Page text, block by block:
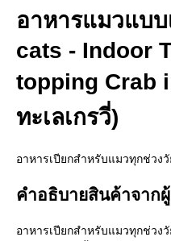
อาหารแมวแบ
cats - Indoor
topping Crab
ทะเลเกรวี่)
อาหารเปียกสำหรับแมวทุกช่วง
คำอธิบายสินค้าจาก
อาหารเปียกสำหรับแมวทุกช่วง